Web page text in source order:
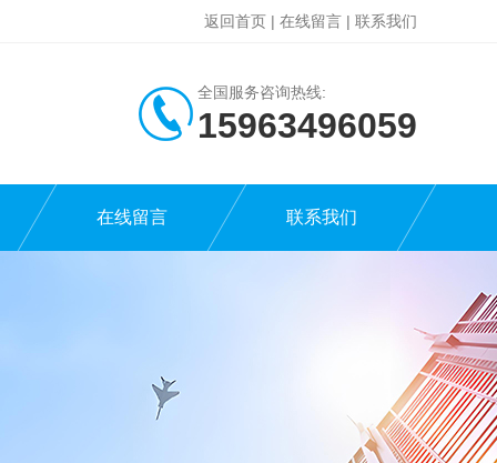
返回首页 | 在线留言 | 联系我们
全国服务咨询热线:
15963496059
在线留言 联系我们